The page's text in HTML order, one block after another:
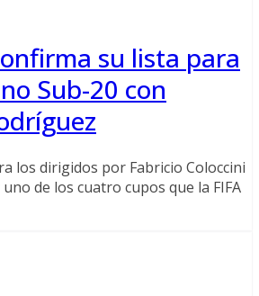
su lista para
Sub-20 con
los dirigidos por Fabricio Coloccini
de los cuatro cupos que la FIFA